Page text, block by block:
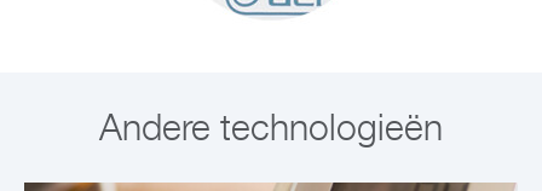
Andere technologieën